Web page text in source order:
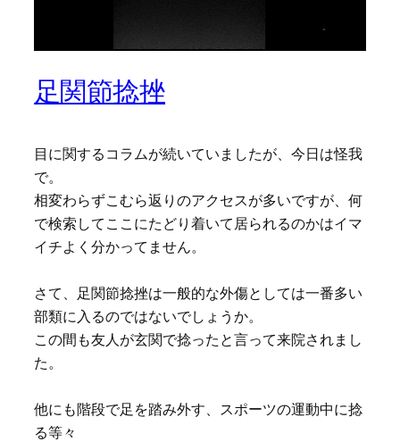
足関節捻挫
目に関するコラムが続いていましたが、今日は怪我
で。
相変わらずこむら返りのアクセスが多いですが、何
で検索してここにたどり着いて居られるのかはイマ
イチよく分かってません。
さて、足関節捻挫は一般的な外傷としては一番多い
部類に入るのではないでしょうか。
この間も友人が玄関で捻ったと言って来院されまし
た。
他にも階段で足を踏み外す、スポーツの運動中に捻
る等々